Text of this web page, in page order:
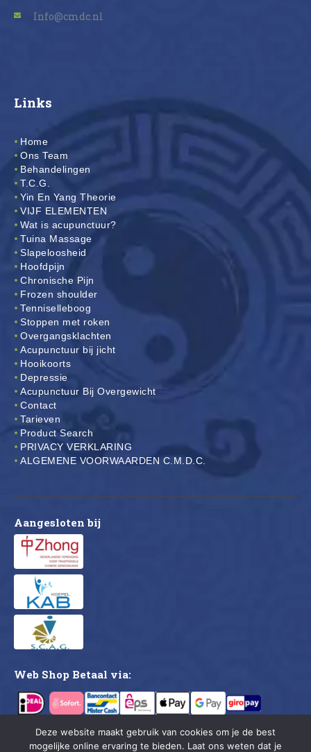
Info@cmdc.nl
Links
Home
Ons Team
Behandelingen
T.C.G.
Yin En Yang Theorie
VIJF ELEMENTEN
Wat is acupunctuur?
Tuina Massage
Slapeloosheid
Hoofdpijn
Chronische Pijn
Frozen shoulder
Tenniselleboog
Stoppen met roken
Overgangsklachten
Acupunctuur bij jicht
Hooikoorts
Depressie
Acupunctuur Bij Overgewicht
Contact
Tarieven
Product Search
PRIVACY VERKLARING
ALGEMENE VOORWAARDEN C.M.D.C.
Aangesloten bij
Web Shop Betaal via:
Deze website maakt gebruik van cookies om je de best
mogelijke online ervaring te bieden. Laat ons weten dat je